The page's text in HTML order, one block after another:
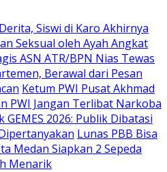
Siswi di Karo Akhirnya
Seksual oleh Ayah Angkat
ASN ATR/BPN Nias Tewas
Berawal dari Pesan
Ketum PWI Pusat Akhmad
PWI Jangan Terlibat Narkoba
2026: Publik Dibatasi
Lunas PBB Bisa
Medan Siapkan 2 Sepeda
Menarik